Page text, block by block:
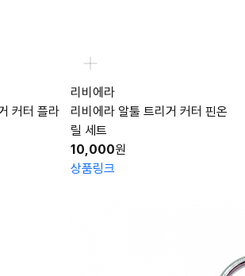
커터 플라
리비에라
리비에라 알툴 트리거 커터 핀온
릴 세트
10,000원
상품링크